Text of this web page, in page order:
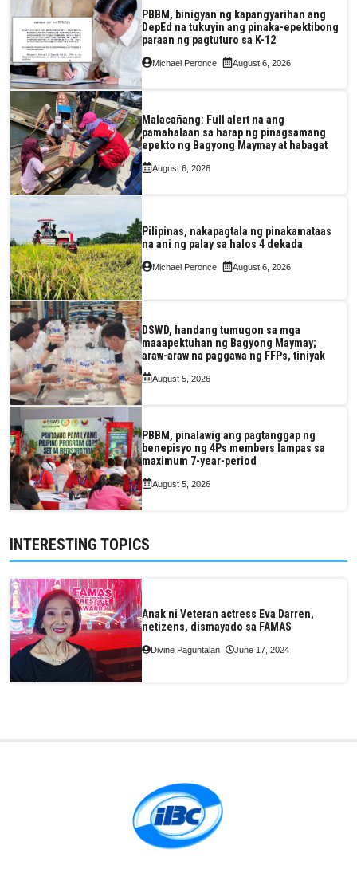
PBBM, binigyan ng kapangyarihan ang
DepEd na tukuyin ang pinaka-epektibong
paraan ng pagtuturo sa K-12
Michael Peronce August 6, 2026
Malacañang: Full alert na ang
pamahalaan sa harap ng pinagsamang
epekto ng Bagyong Maymay at habagat
August 6, 2026
Pilipinas, nakapagtala ng pinakamataas
na ani ng palay sa halos 4 dekada
Michael Peronce August 6, 2026
DSWD, handang tumugon sa mga
maaapektuhan ng Bagyong Maymay;
araw-araw na paggawa ng FFPs, tiniyak
August 5, 2026
PBBM, pinalawig ang pagtanggap ng
benepisyo ng 4Ps members lampas sa
maximum 7-year-period
August 5, 2026
INTERESTING TOPICS
Anak ni Veteran actress Eva Darren,
netizens, dismayado sa FAMAS
Divine Paguntalan June 17, 2024